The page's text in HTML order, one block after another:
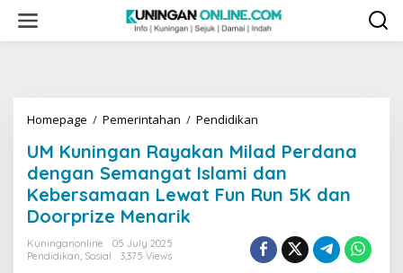
content
Homepage / Pemerintahan / Pendidikan
Rayakan
Milad
Perdana
dengan
dan
Kebersamaan
UM Kuningan Rayakan Milad Perdana
dengan Semangat Islami dan
Kebersamaan Lewat Fun Run 5K dan
Doorprize Menarik
Kuninganonline
05 July 2025
Pendidikan, Sosial 3,375 Views